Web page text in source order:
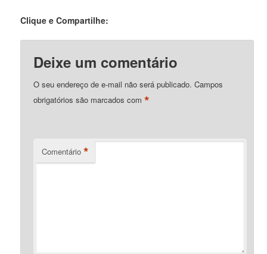
Clique e Compartilhe:
Deixe um comentário
O seu endereço de e-mail não será publicado. Campos
obrigatórios são marcados com*
Comentário *